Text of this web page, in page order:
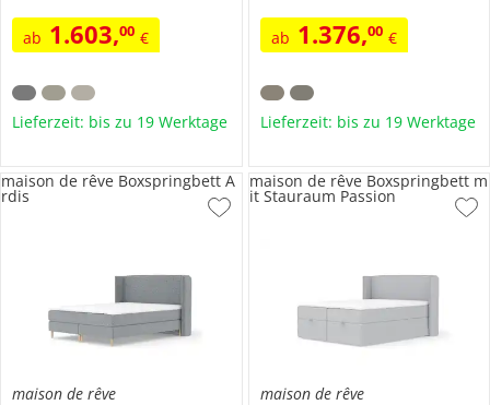
ab 1.603,00 €
Lieferzeit: bis zu 19 Werktage
ab 1.376,00 €
Lieferzeit: bis zu 19 Werktage
maison de rêve
maison de rêve Boxspringbett A
rdis
maison de rêve
maison de rêve Boxspringbett m
it Stauraum Passion